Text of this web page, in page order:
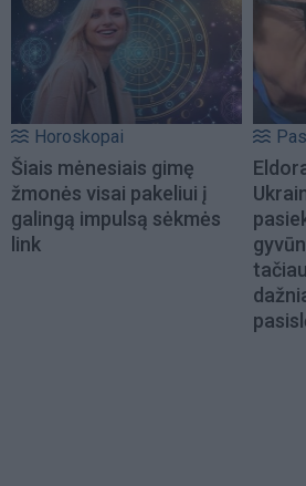
Horoskopai
Šiais mėnesiais gimę
žmonės visai pakeliui į
galingą impulsą sėkmės
link